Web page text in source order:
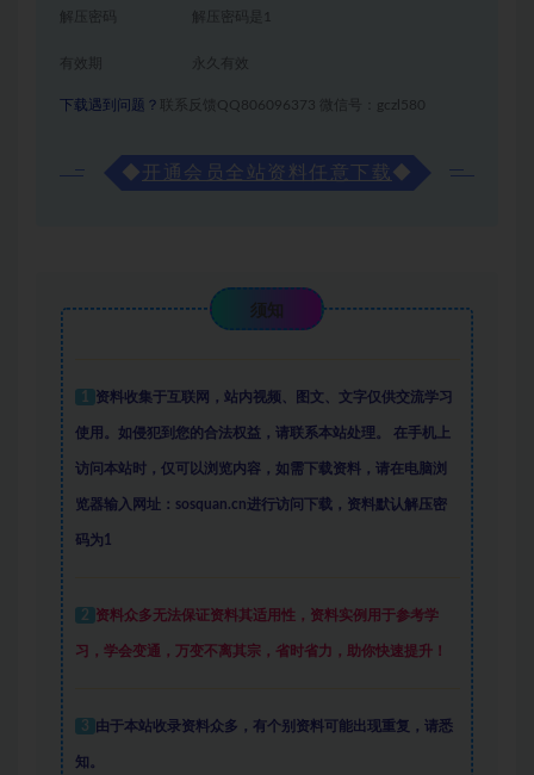
解压密码是1
有效期 永久有效
下载遇到问题？ 联系反馈QQ806096373 微信号：gczl580
◆ 开通会员全站资料任意下载◆
须知
1 资料收集于互联网 ， 站内视频、图文、文字仅供交流学习
使用。如侵犯到您的合法权益，请联系本站处理。 在手机上
访问本站时，仅可以浏览内容，如需下载资料，请在电脑浏
览器输入网址：sosquan.cn进行访问下载， 资料默认解压密
码为1
2 资料众多无法保证资料其适用性，资料实例 用于参考学
习，学会变通，万变不离其宗，省时省力，助你快速提升！
3 由于本站收录资料众多，有个别资料可能出现重复，请悉
知。